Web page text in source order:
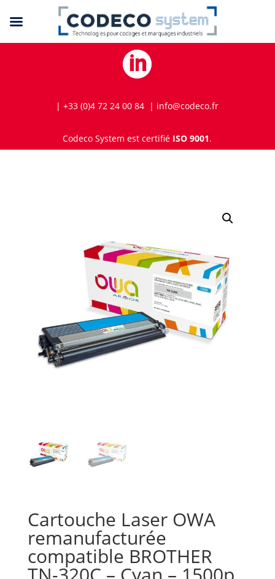

| +33 (0)4 72 24 00 84 | info@codeco.fr
Codeco System est certifié ISO 9001.
Cartouche Laser OWA
remanufacturée
compatible BROTHER